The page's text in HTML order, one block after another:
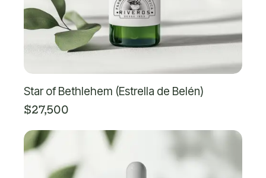
Star of Bethlehem (Estrella de Belén)
$27,500